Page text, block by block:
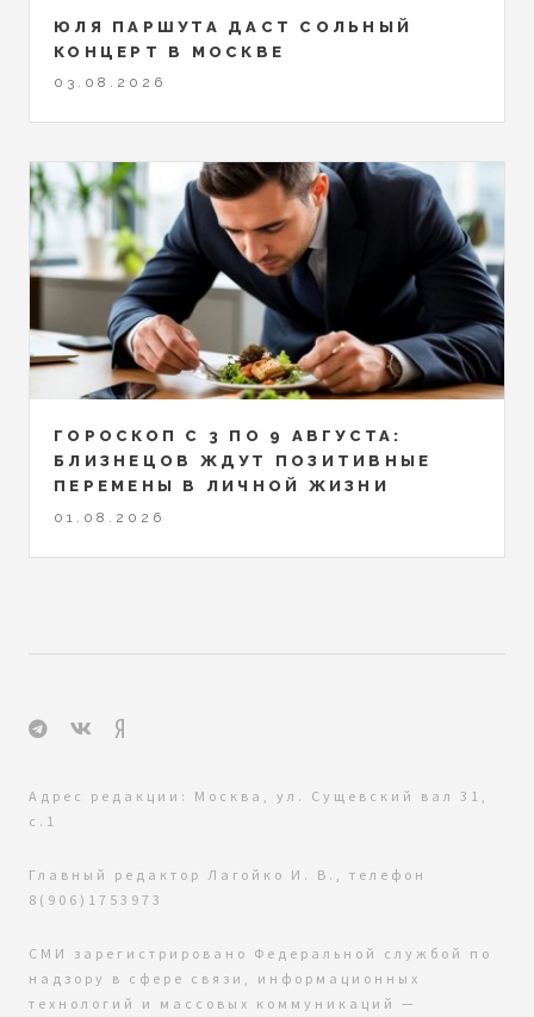
ЮЛЯ ПАРШУТА ДАСТ СОЛЬНЫЙ
КОНЦЕРТ В МОСКВЕ
03.08.2026
ГОРОСКОП С 3 ПО 9 АВГУСТА:
БЛИЗНЕЦОВ ЖДУТ ПОЗИТИВНЫЕ
ПЕРЕМЕНЫ В ЛИЧНОЙ ЖИЗНИ
01.08.2026
Адрес редакции: Москва, ул. Сущевский вал 31,
с.1
Главный редактор Лагойко И. В., телефон
8(906)1753973
СМИ зарегистрировано Федеральной службой по
надзору в сфере связи, информационных
технологий и массовых коммуникаций —